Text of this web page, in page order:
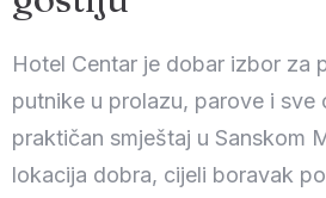
Hotel Centar je dobar izbor za
putnike u prolazu, parove i sve
praktičan smještaj u Sanskom
lokacija dobra, cijeli boravak